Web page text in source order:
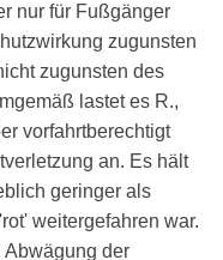
nur für Fußgänger
zugunsten
zugunsten des
lastet es R.,
vorfahrtberechtigt
an. Es hält
geringer als
weitergefahren war.
Abwägung der